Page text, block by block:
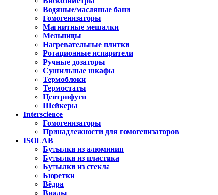
Водяные/масляные бани
Гомогенизаторы
Магнитные мешалки
Мельницы
Нагревательные плитки
Ротационные испарители
Ручные дозаторы
Сушильные шкафы
Термоблоки
Термостаты
Центрифуги
Шейкеры
Interscience
Гомогенизаторы
Принадлежности для гомогенизаторов
ISOLAB
Бутылки из алюминия
Бутылки из пластика
Бутылки из стекла
Бюретки
Вёдра
Виалы